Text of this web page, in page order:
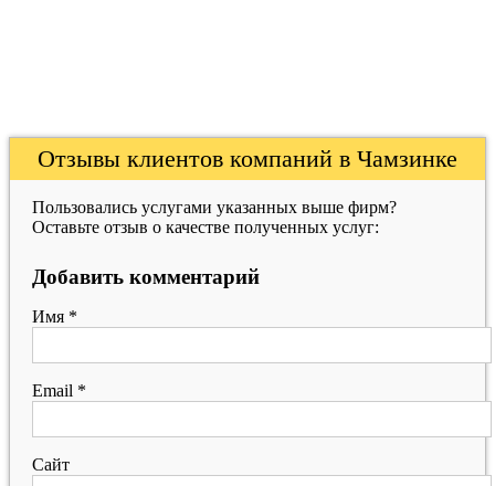
Отзывы клиентов компаний в Чамзинке
Пользовались услугами указанных выше фирм?
Оставьте отзыв о качестве полученных услуг:
Добавить комментарий
Имя *
Email *
Сайт